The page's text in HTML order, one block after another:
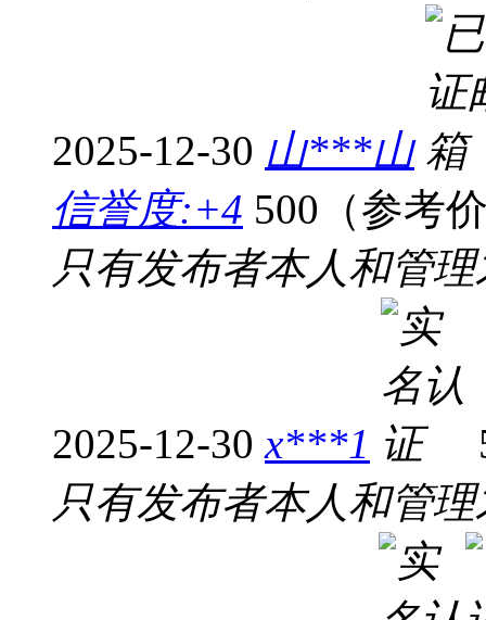
2025-12-30 山***山
信誉度:+4 500（参考
只有发布者本人和管
2025-12-30 x***1
只有发布者本人和管